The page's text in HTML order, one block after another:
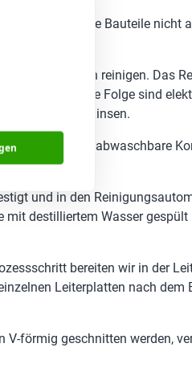
greift die Bauteile nicht
Chemikalien reinigen. Das
Die Folge sind
oder Linsen.
nicht abwaschbare
und in den
destilliertem Wasser
bereiten wir in der
Leiterplatten nach dem
förmig geschnitten werden,